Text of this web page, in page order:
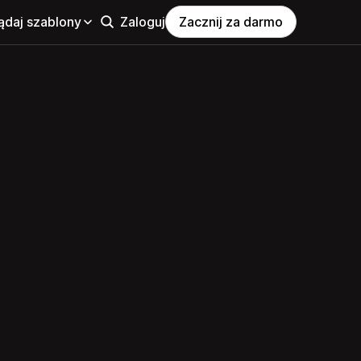
szablony Zaloguj Zacznij za darmo